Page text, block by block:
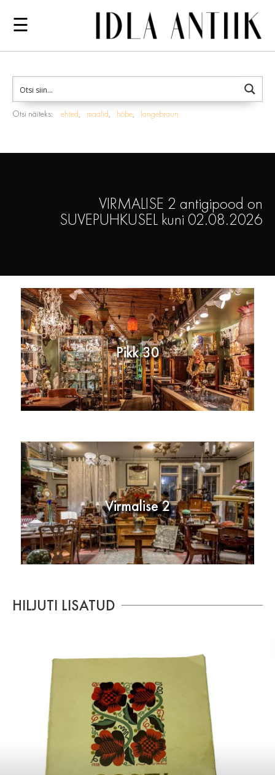
☰
Otsi näiteks: ehted maalid hõbe langebraun
VIRMALISE 2 antigipood on
SUVEPUHKUSEL kuni 02.08.2026
Pikk 30
Virmalise 2
HILJUTI LISATUD